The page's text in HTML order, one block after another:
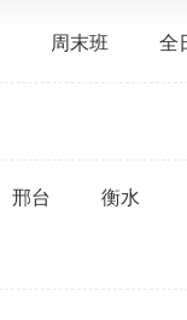
周末班 全
邢台 衡水